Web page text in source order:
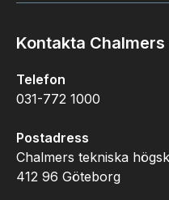
Kontakta Chalmers
Telefon
031-772 1000
Postadress
Chalmers tekniska
412 96 Göteborg